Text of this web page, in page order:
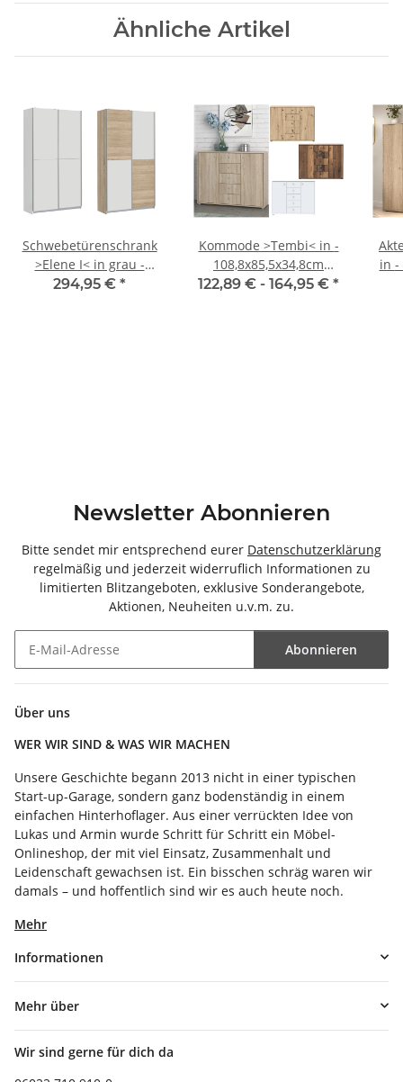
Ähnliche Artikel
Schwebetürenschrank
>Elene I< in grau -
120x192,5x42cm (BxHxT)
294,95 € *
Kommode >Tembi< in -
108,8x85,5x34,8cm
(BxHxT)
122,89 € - 164,95 € *
in - 73.7x149.5x34.8cm
Newsletter Abonnieren
Bitte sendet mir entsprechend eurer Datenschutzerklärung
regelmäßig und jederzeit widerruflich Informationen zu
limitierten Blitzangeboten, exklusive Sonderangebote,
Aktionen, Neuheiten u.v.m. zu.
Abonnieren
Über uns
WER WIR SIND & WAS WIR MACHEN
Unsere Geschichte begann 2013 nicht in einer typischen
Start-up-Garage, sondern ganz bodenständig in einem
einfachen Hinterhoflager. Aus einer verrückten Idee von
Lukas und Armin wurde Schritt für Schritt ein Möbel-
Onlineshop, der mit viel Einsatz, Zusammenhalt und
Leidenschaft gewachsen ist. Ein bisschen schräg waren wir
damals – und hoffentlich sind wir es auch heute noch.
Mehr
Informationen
Mehr über
Wir sind gerne für dich da